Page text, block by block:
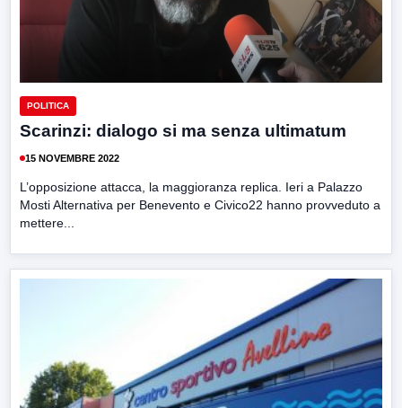
POLITICA
Scarinzi: dialogo si ma senza ultimatum
15 NOVEMBRE 2022
L’opposizione attacca, la maggioranza replica. Ieri a Palazzo
Mosti Alternativa per Benevento e Civico22 hanno provveduto a
mettere...